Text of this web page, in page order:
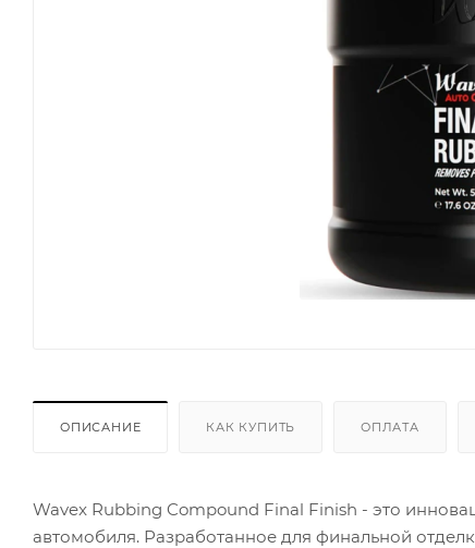
ОПИСАНИЕ КАК КУПИТЬ ОПЛАТА
Wavex Rubbing Compound Final Finish - это
автомобиля. Разработанное для финальной